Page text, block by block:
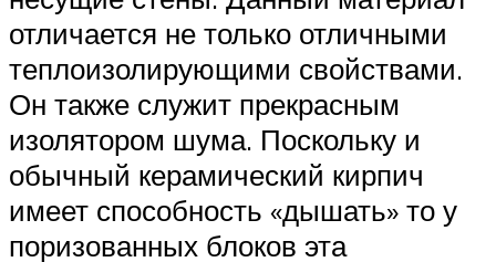
отличается не только отличными
теплоизолирующими свойствами.
Он также служит прекрасным
изолятором шума. Поскольку и
обычный керамический кирпич
имеет способность «дышать» то у
поризованных блоков эта